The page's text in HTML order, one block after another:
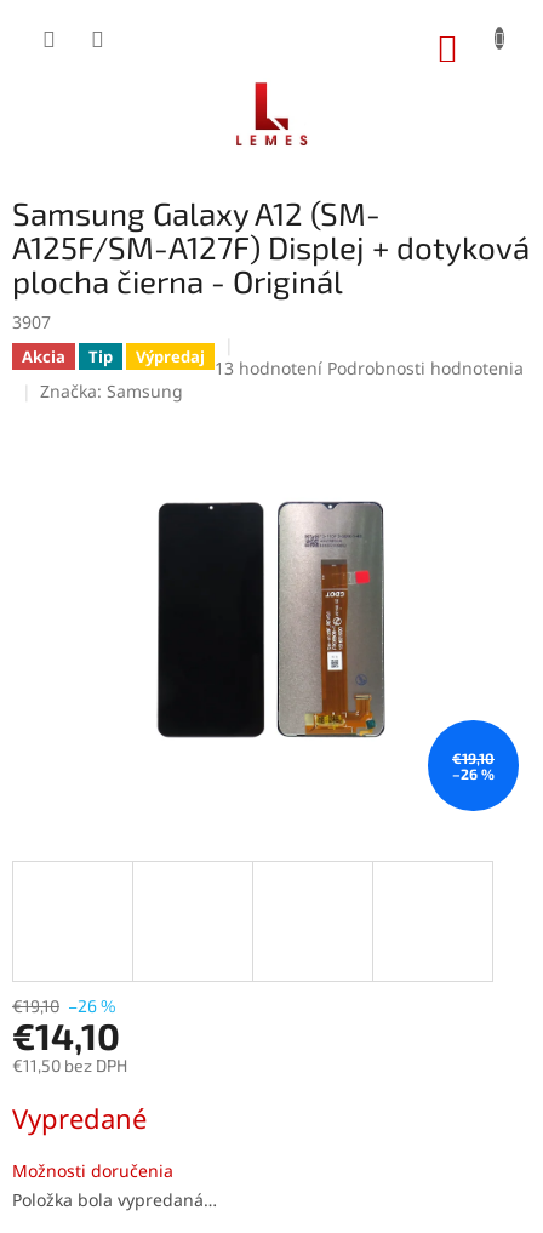
Samsung Galaxy A12 (SM-
A125F/SM-A127F) Displej + dotyková
plocha čierna - Originál
3907
Akcia Tip Výpredaj Priemerné
5
hviezdičiek.
13 hodnotení Podrobnosti hodnotenia
Značka: Samsung
€19,10
–26 %
€19,10 –26 %
€14,10
€11,50 bez DPH
cena:
Vypredané
Možnosti doručenia
Položka bola vypredaná…